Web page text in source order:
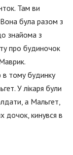
Там ви
Вона була разом з
знайома з
про будиночок
в тому будинку
У лікаря були
а Мальгет,
дочок, кинувся в